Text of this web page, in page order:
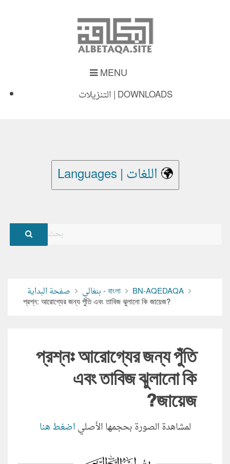
MENU
التنزيلات | DOWNLOADS
بحث
صفحة البداية بنغالي - বাংলা BN-AQEDAQA
প্রশ্ন: আরোগ্যের জন্য পুঁতি এবং তাবিজ ঝুলানো কি জায়েজ?
প্রশ্ন: আরোগ্যের জন্য পুঁতি
এবং তাবিজ ঝুলানো কি
জায়েজ?
لمشاهدة الصورة بحجمها الأصلياضغط هنا